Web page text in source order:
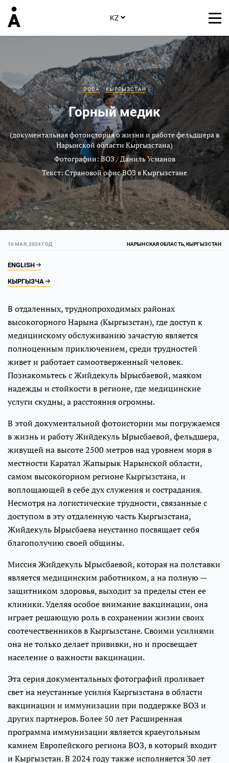
KZ
DOCA КЫРГЫЗСТАН
Горный медик
(документальная фотоистория о жизни и работе фельдшера в
Нарынской области Кыргызстана)
Фотографии: ВОЗ / Даниль Усманов
Текст: Страновой офис ВОЗ в Кыргызстане
16 МАЯ, 2024 ГОД НАРЫНСКАЯ ОБЛАСТЬ, КЫРГЫЗСТАН
ENGLISH
КЫРГЫЗЧА
В отдаленных, труднопроходимых районах
высокогорного Нарына (Кыргызстан), где доступ к
медицинскому обслуживанию зачастую является
полноценным приключением, среди трудностей
живет и работает самоотверженный человек.
Познакомьтесь с Жийдекуль Ырысбаевой, маяком
надежды и стойкости в регионе, где медицинские
услуги скудны, а расстояния огромны.
В этой документальной фотоистории мы погружаемся
в жизнь и работу Жийдекуль Ырысбаевой, фельдшера,
живущей на высоте 2500 метров над уровнем моря в
местности Каратал Жапырык Нарынской области,
самом высокогорном регионе Кыргызстана, и
воплощающей в себе дух служения и сострадания.
Несмотря на логистические трудности, связанные с
доступом в эту отдаленную часть Кыргызстана,
Жийдекуль Ырысбаева неустанно посвящает себя
благополучию своей общины.
Миссия Жийдекуль Ырысбаевой, которая на полставки
является медицинским работником, а на полную —
защитником здоровья, выходит за пределы стен ее
клиники. Уделяя особое внимание вакцинации, она
играет решающую роль в сохранении жизни своих
соотечественников в Кыргызстане. Своими усилиями
она не только делает прививки, но и просвещает
население о важности вакцинации.
Эта серия документальных фотографий проливает
свет на неустанные усилия Кыргызстана в области
вакцинации и иммунизации при поддержке ВОЗ и
других партнеров. Более 50 лет Расширенная
программа иммунизации является краеугольным
камнем Европейского региона ВОЗ, в который входит
и Кыргызстан. В 2024 году также исполняется 30 лет